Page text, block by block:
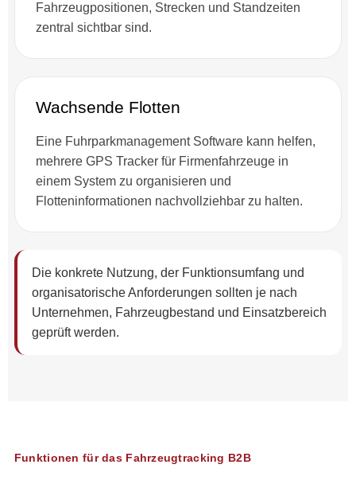
Fahrzeugpositionen, Strecken und Standzeiten
zentral sichtbar sind.
Wachsende Flotten
Eine Fuhrparkmanagement Software kann helfen,
mehrere GPS Tracker für Firmenfahrzeuge in
einem System zu organisieren und
Flotteninformationen nachvollziehbar zu halten.
Die konkrete Nutzung, der Funktionsumfang und
organisatorische Anforderungen sollten je nach
Unternehmen, Fahrzeugbestand und Einsatzbereich
geprüft werden.
Funktionen für das Fahrzeugtracking B2B